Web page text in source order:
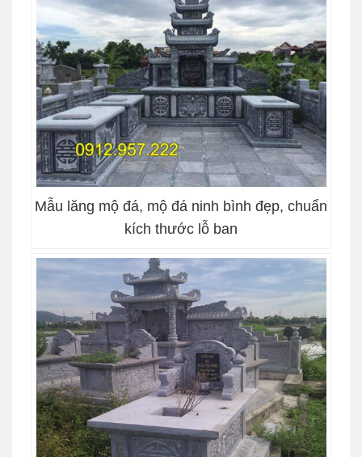
Mẫu lăng mộ đá, mộ đá ninh bình đẹp, chuẩn
kích thước lỗ ban